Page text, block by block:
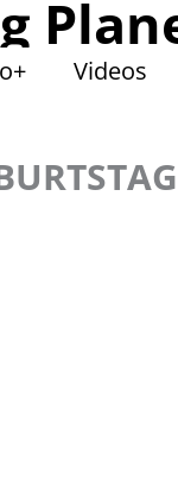
Videos